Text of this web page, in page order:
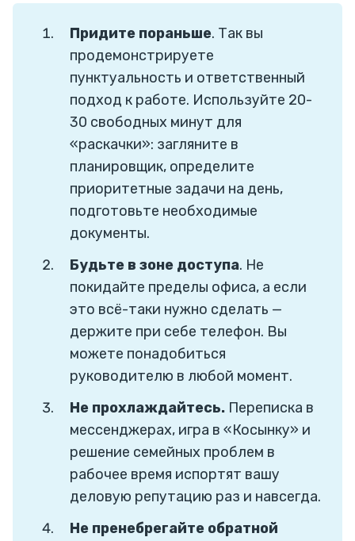
Придите пораньше. Так вы
продемонстрируете
пунктуальность и ответственный
подход к работе. Используйте 20-
30 свободных минут для
«раскачки»: загляните в
планировщик, определите
приоритетные задачи на день,
подготовьте необходимые
документы.
Будьте в зоне доступа. Не
покидайте пределы офиса, а если
это всё-таки нужно сделать —
держите при себе телефон. Вы
можете понадобиться
руководителю в любой момент.
Не прохлаждайтесь. Переписка в
мессенджерах, игра в «Косынку» и
решение семейных проблем в
рабочее время испортят вашу
деловую репутацию раз и навсегда.
Не пренебрегайте обратной